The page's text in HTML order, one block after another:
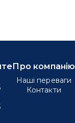
Про компанію
Наші переваги
Контакти